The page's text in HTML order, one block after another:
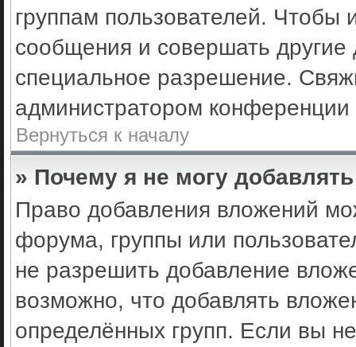
группам пользователей. Чтобы
сообщения и совершать
специальное разрешение.
администратором
Вернуться к началу
» Почему я не могу
Право добавления вложений
форума, группы или
не разрешить добавление
возможно, что добавлять
определённых групп. Если вы